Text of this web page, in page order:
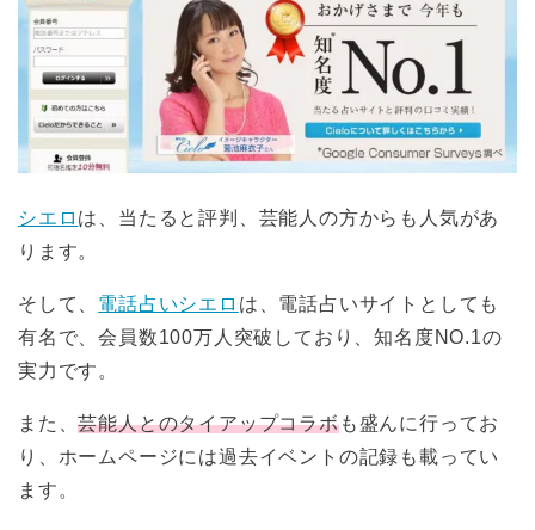
シエロ は、当たると評判、芸能人の方からも人気があ
ります。
そして、 電話占いシエロ は、電話占いサイトとしても
有名で、会員数100万人突破しており、知名度NO.1の
実力です。
また、芸能人とのタイアップコラボも盛んに行ってお
り、ホームページには過去イベントの記録も載ってい
ます。